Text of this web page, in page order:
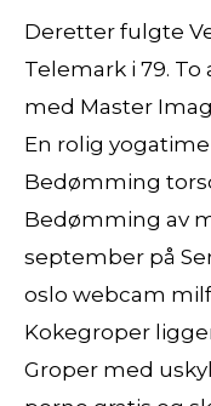
Deretter fulgte
Telemark i 79.
med Master
En rolig
Bedømming
Bedømming av
september på
oslo webcam
Kokegroper
Groper med